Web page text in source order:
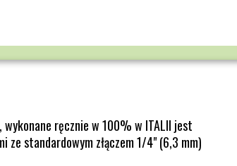
ręcznie w 100% w ITALII jest
standardowym złączem 1/4" (6,3 mm)